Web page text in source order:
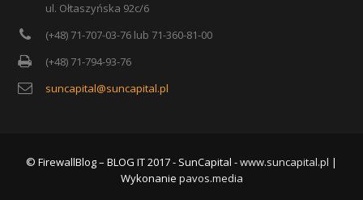
ul. Ołtaszyńska 92c/6
(+48) 71-707-03-76 lub 71-360-81-00
(+48) 71-794-93-76
suncapital@suncapital.pl
© FirewallBlog – BLOG IT 2017 - SunCapital -www.suncapital.pl |
Wykonanie pavos.media